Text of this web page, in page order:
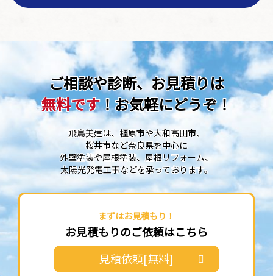
ご相談や診断、お見積りは
無料です！お気軽にどうぞ！
飛鳥美建は、橿原市や大和高田市、
桜井市など奈良県を中心に
外壁塗装や屋根塗装、屋根リフォーム、
太陽光発電工事などを承っております。
まずはお見積もり！
お見積もりのご依頼はこちら
見積依頼[無料]